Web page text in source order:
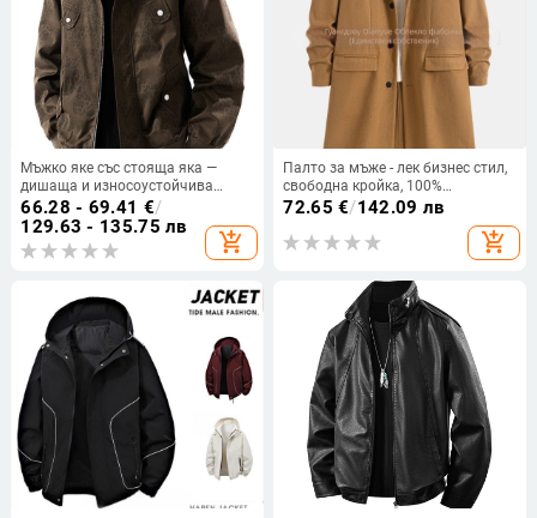
Мъжко яке със стояща яка —
дишаща и износоустойчива
полиестерна материя; цип,
свободна кройка, странични
джобове
66.28 - 69.41 €/
129.63 - 135.75 лв
add_shopping_cart
Палто за мъже - лек бизнес стил,
свободна кройка, 100%
полиестер, MQ622, есен 2025
72.65 €/142.09 лв
add_shopping_cart